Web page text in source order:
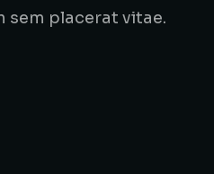
sem placerat vitae.